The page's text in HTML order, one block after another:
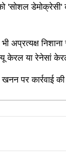
डेमोक्रेसी' की
केरल या रेनेसां
पर कार्रवाई की